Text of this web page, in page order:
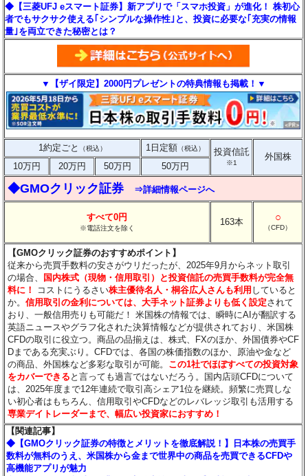
◆【三菱UFJ eスマート証券】新アプリで「スマホ投資」が進化！ 株初心
者でもサクサク使える｢シンプルな操作性｣と、投資に必要な｢充実の情報
量｣を両立できた秘密とは？
▼【ザイ限定】2000円プレゼントの特典情報も掲載！▼
1約定ごと （税込） 1日定額 （税込） 投資信託
※1
外国株
10万円
20万円 50万円 50万円
◆GMOクリック証券 ⇒詳細情報ページへ
すべて0円
※電話注文を除く
163本 ○
（CFD）
【GMOクリック証券のおすすめポイント】
従来から売買手数料の安さがウリだったが、2025年9月からネット取引
の場合、 国内株式（現物・信用取引）と投資信託の売買手数料が完全無
料に！
コストにうるさい株主優待名人・桐谷広人さんも利用 していると
か。信用取引の金利については、大手ネット証券よりも低く設定されて
おり、一般信用売りも可能だ！ 米国株の情報では、瞬時にAIが翻訳する
英語ニュースやグラフ化された決算情報などが提供されており、米国株
CFDの取引に役立つ。商品の品揃えは、株式、FXのほか、外国債券やCF
Dまである充実ぶり。CFDでは、各国の株価指数のほか、原油や金など
の商品、外国株など多彩な取引が可能。 この1社でほぼすべての投資対象
をカバーできる と言っても過言ではないだろう。国内店頭CFDについて
は、2025年度まで12年連続で取引高シェア1位を継続。頻繁に売買しな
い初心者はもちろん、信用取引やCFDなどのレバレッジ取引も活用する
専業デイトレーダーまで、幅広い投資家におすすめ！
【関連記事】
◆【GMOクリック証券の特徴とメリットを徹底解説！】日本株の売買手
数料が無料のうえ、米国株から金まで世界中の商品を売買できるCFDや
高機能アプリが魅力